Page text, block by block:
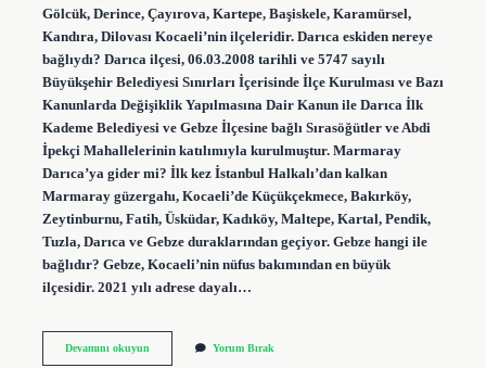
Gölcük, Derince, Çayırova, Kartepe, Başiskele, Karamürsel,
Kandıra, Dilovası Kocaeli’nin ilçeleridir. Darıca eskiden nereye
bağlıydı? Darıca ilçesi, 06.03.2008 tarihli ve 5747 sayılı
Büyükşehir Belediyesi Sınırları İçerisinde İlçe Kurulması ve Bazı
Kanunlarda Değişiklik Yapılmasına Dair Kanun ile Darıca İlk
Kademe Belediyesi ve Gebze İlçesine bağlı Sırasöğütler ve Abdi
İpekçi Mahallelerinin katılımıyla kurulmuştur. Marmaray
Darıca’ya gider mi? İlk kez İstanbul Halkalı’dan kalkan
Marmaray güzergahı, Kocaeli’de Küçükçekmece, Bakırköy,
Zeytinburnu, Fatih, Üsküdar, Kadıköy, Maltepe, Kartal, Pendik,
Tuzla, Darıca ve Gebze duraklarından geçiyor. Gebze hangi ile
bağlıdır? Gebze, Kocaeli’nin nüfus bakımından en büyük
ilçesidir. 2021 yılı adrese dayalı…
Devamını okuyunDarıca
Yorum Bırak